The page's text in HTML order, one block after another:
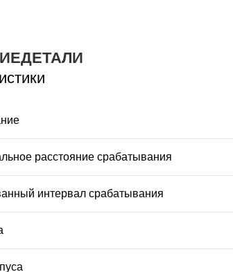
ДЕТАЛИ
расстояние срабатывания
интервал срабатывания